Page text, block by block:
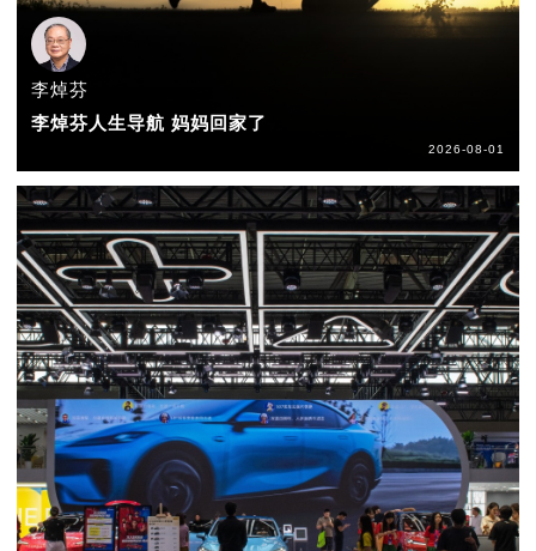
李焯芬
李焯芬人生导航 妈妈回家了
2026-08-01